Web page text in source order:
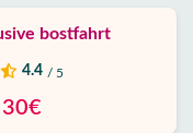
bostfahrt
4.4 / 5
30€